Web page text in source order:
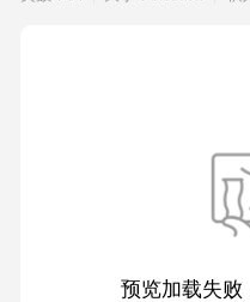
预览加载失败